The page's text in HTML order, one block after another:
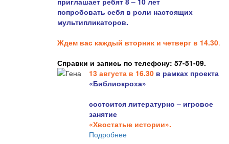
попробовать себя в роли настоящих
мультипликаторов.
Ждем вас каждый вторник и четверг в 14.30.
Справки и запись по телефону: 57-51-09.
13 августа в 16.30 в рамках проекта
«Библиокроха»
состоится литературно – игровое
занятие
«Хвостатые истории».
Подробнее